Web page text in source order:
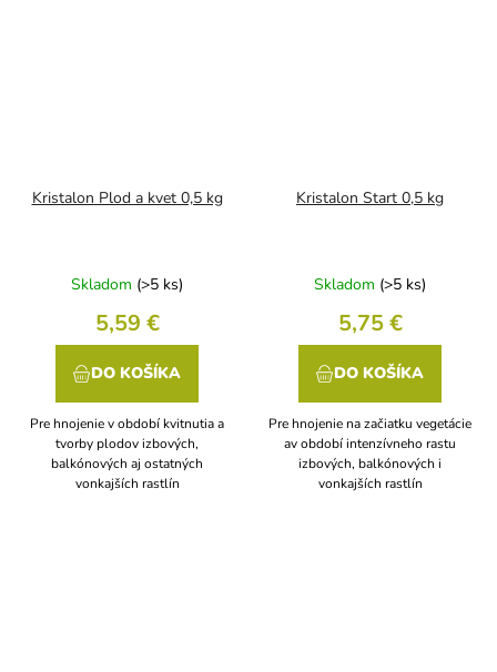
Kristalon Plod a kvet 0,5 kg
Skladom (>5 ks)
5,59 €
DO KOŠÍKA
Pre hnojenie v období kvitnutia a
tvorby plodov izbových,
balkónových aj ostatných
vonkajších rastlín
Kristalon Start 0,5 kg
Skladom (>5 ks)
5,75 €
DO KOŠÍKA
Pre hnojenie na začiatku vegetácie
av období intenzívneho rastu
izbových, balkónových i
vonkajších rastlín